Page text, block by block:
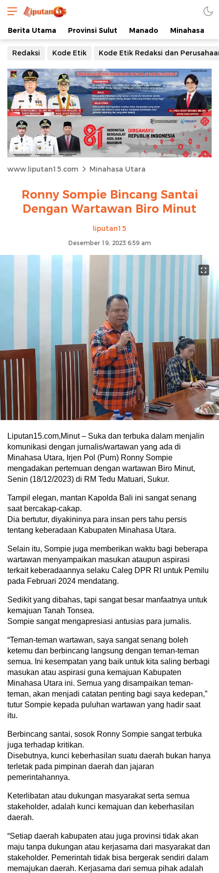
Berita Utama Provinsi Sulut Manado Minahasa
Redaksi Kode Etik Kode Etik Redaksi dan
www.liputan15.com Minahasa Utara
Ronny Sompie Bincang Santai
Dengan Wartawan Biro Minut
liputan15
Desember 19, 2023 6:59 am
Liputan15.com,Minut – Suka dan terbuka dalam menjalin
komunikasi dengan jurnalis/wartawan yang ada di
Minahasa Utara, Irjen Pol (Purn) Ronny Sompie
mengadakan pertemuan dengan wartawan Biro Minut,
Senin (18/12/2023) di RM Tedu Matuari, Sukur.
Tampil elegan, mantan Kapolda Bali ini sangat senang
saat bercakap-cakap.
Dia bertutur, diyakininya para insan pers tahu persis
tentang keberadaan Kabupaten Minahasa Utara.
Selain itu, Sompie juga memberikan waktu bagi beberapa
wartawan menyampaikan masukan ataupun aspirasi
terkait keberadaannya selaku Caleg DPR RI untuk Pemilu
pada Februari 2024 mendatang.
Sedikit yang dibahas, tapi sangat besar manfaatnya untuk
kemajuan Tanah Tonsea.
Sompie sangat mengapresiasi antusias para jurnalis.
“Teman-teman wartawan, saya sangat senang boleh
ketemu dan berbincang langsung dengan teman-teman
semua. Ini kesempatan yang baik untuk kita saling berbagi
masukan atau aspirasi guna kemajuan Kabupaten
Minahasa Utara ini. Semua yang disampaikan teman-
teman, akan menjadi catatan penting bagi saya kedepan,”
tutur Sompie kepada puluhan wartawan yang hadir saat
itu.
Berbincang santai, sosok Ronny Sompie sangat terbuka
juga terhadap kritikan.
Disebutnya, kunci keberhasilan suatu daerah bukan hanya
terletak pada pimpinan daerah dan jajaran
pemerintahannya.
Keterlibatan atau dukungan masyarakat serta semua
stakeholder, adalah kunci kemajuan dan keberhasilan
daerah.
“Setiap daerah kabupaten atau juga provinsi tidak akan
maju tanpa dukungan atau kerjasama dari masyarakat dan
stakeholder. Pemerintah tidak bisa bergerak sendiri dalam
memajukan daerah. Kerjasama dari semua pihak adalah